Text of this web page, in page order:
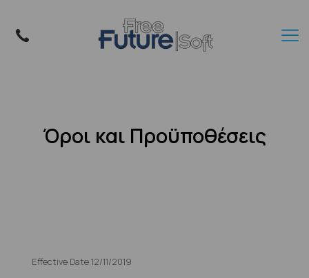
Όροι και Προϋποθέσεις
Effective Date 12/11/2019